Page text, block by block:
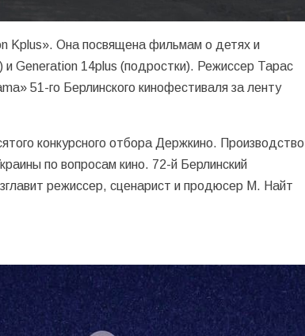
Kplus». Она посвящена фильмам о детях и
Generation 14plus (подростки). Режиссер Тарас
51-го Берлинского кинофестиваля за ленту
конкурсного отбора Держкино. Производство
по вопросам кино. 72-й Берлинский
режиссер, сценарист и продюсер М. Найт